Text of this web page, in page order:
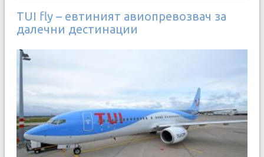
TUI fly – евтиният авиопревозвач за
далечни дестинации